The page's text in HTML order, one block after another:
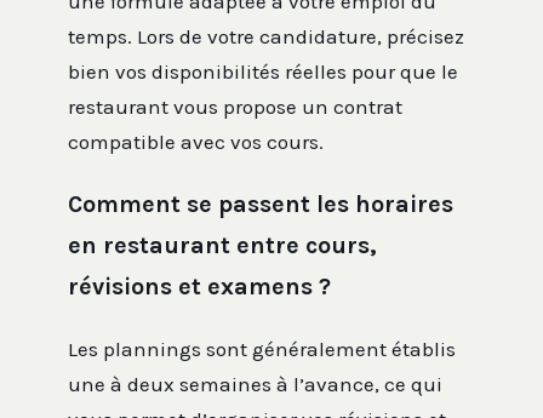
temps. Lors de votre candidature, précisez
bien vos disponibilités réelles pour que le
restaurant vous propose un contrat
compatible avec vos cours.
Comment se passent les horaires
en restaurant entre cours,
révisions et examens ?
Les plannings sont généralement établis
une à deux semaines à l’avance, ce qui